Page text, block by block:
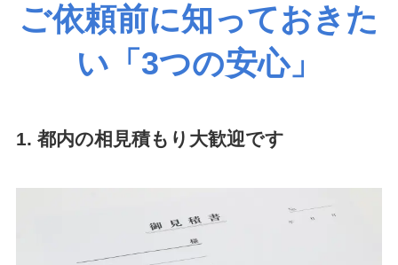
ご依頼前に知っておきた
い「3つの安心」
1. 都内の相見積もり大歓迎です